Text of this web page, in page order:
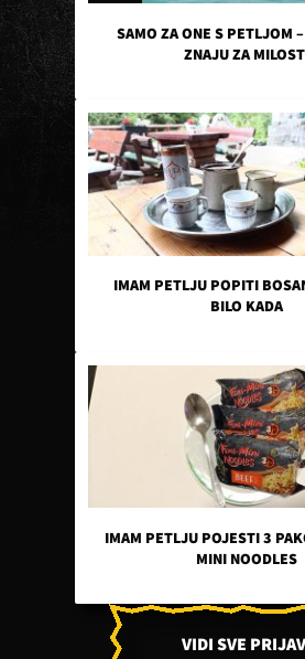
SAMO ZA ONE S PETLJOM
ZNAJU ZA
IMAM PETLJU POPITI
BILO KADA
IMAM PETLJU POJESTI 3
MINI NOODLES
VIDI SVE